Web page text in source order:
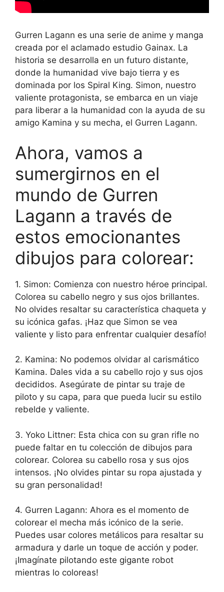
Gurren Lagann es una serie de anime y manga
creada por el aclamado estudio Gainax. La
historia se desarrolla en un futuro distante,
donde la humanidad vive bajo tierra y es
dominada por los Spiral King. Simon, nuestro
valiente protagonista, se embarca en un viaje
para liberar a la humanidad con la ayuda de su
amigo Kamina y su mecha, el Gurren Lagann.
Ahora, vamos a
sumergirnos en el
mundo de Gurren
Lagann a través de
estos emocionantes
dibujos para colorear:
1. Simon: Comienza con nuestro héroe principal.
Colorea su cabello negro y sus ojos brillantes.
No olvides resaltar su característica chaqueta y
su icónica gafas. ¡Haz que Simon se vea
valiente y listo para enfrentar cualquier desafío!
2. Kamina: No podemos olvidar al carismático
Kamina. Dales vida a su cabello rojo y sus ojos
decididos. Asegúrate de pintar su traje de
piloto y su capa, para que pueda lucir su estilo
rebelde y valiente.
3. Yoko Littner: Esta chica con su gran rifle no
puede faltar en tu colección de dibujos para
colorear. Colorea su cabello rosa y sus ojos
intensos. ¡No olvides pintar su ropa ajustada y
su gran personalidad!
4. Gurren Lagann: Ahora es el momento de
colorear el mecha más icónico de la serie.
Puedes usar colores metálicos para resaltar su
armadura y darle un toque de acción y poder.
¡Imagínate pilotando este gigante robot
mientras lo coloreas!